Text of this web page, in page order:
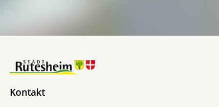
Kontakt